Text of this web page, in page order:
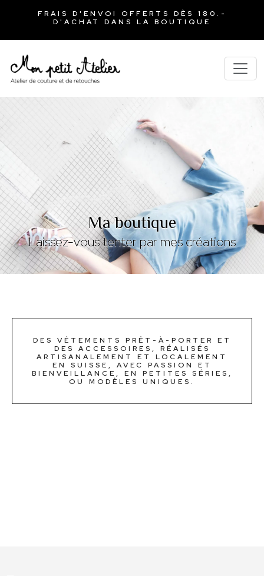
FRAIS D'ENVOI OFFERTS DÈS 180.-
D'ACHAT DANS LA BOUTIQUE
Ma boutique
Laissez-vous tenter par mes créations
DES VÊTEMENTS PRÊT-À-PORTER ET
DES ACCESSOIRES, RÉALISÉS
ARTISANALEMENT ET LOCALEMENT
EN SUISSE, AVEC PASSION ET
BIENVEILLANCE, EN PETITES SÉRIES,
OU MODÈLES UNIQUES.